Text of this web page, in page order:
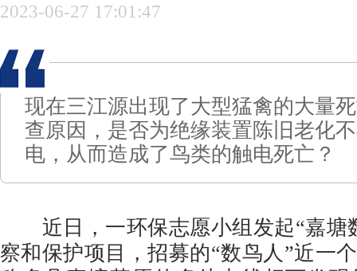
2023-06-27 17:01:47
现在三江源出现了大型猛禽的大量
查原因，是否为绝缘装置陈旧老化
电，从而造成了鸟类的触电死亡？
近日，一环保志愿小组发起“嘉塘
察和保护项目，招募的“数鸟人”近一